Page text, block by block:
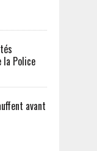
Police
avant